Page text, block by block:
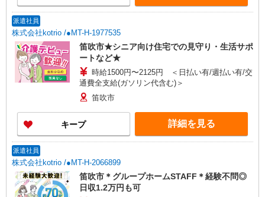
派遣社員
株式会社kotrio /●MT-H-1977535
笛吹市★シニア向け住宅での見守り・生活サポ
ートなど★
時給1500円〜2125円 ＜日払い有/週払い有/交
通費全支給(ガソリン代含む)＞
笛吹市
キープ 詳細を見る
派遣社員
株式会社kotrio /●MT-H-2066899
笛吹市＊グループホームSTAFF＊経験不問◎
日収1.2万円も可